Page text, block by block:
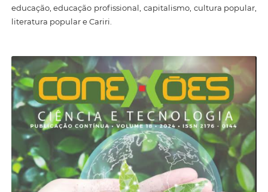
educação, educação profissional, capitalismo, cultura popular,
literatura popular e Cariri.